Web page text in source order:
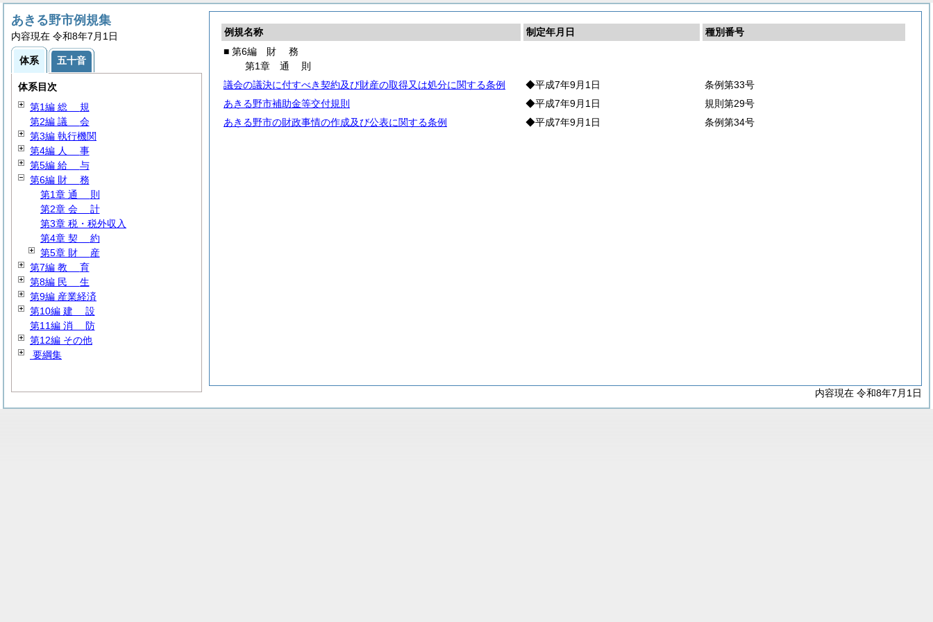
例規名称 制定年月日
種別番号
■ 第6編 財 務
第1章 通 則
議会の議決に付すべき契約及び財産の取得又は処分に関する条例
◆平成7年9月1日
条例第33号
あきる野市補助金等交付規則
◆平成7年9月1日
規則第29号
あきる野市の財政事情の作成及び公表に関する条例
◆平成7年9月1日 条例第34号
内容現在 令和8年7月1日
あきる野市例規集
内容現在 令和8年7月1日
体系 五十音
体系目次
第1編 総 規
第2編 議 会
第3編 執行機関
第4編 人 事
第5編 給 与
第6編 財 務
第1章 通 則
第2章 会 計
第3章 税・税外収入
第4章 契 約
第5章 財 産
第7編 教 育
第8編 民 生
第9編 産業経済
第10編 建 設
第11編 消 防
第12編 その他
要綱集